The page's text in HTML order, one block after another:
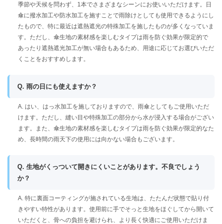
季節や天候を問わず、1本でさまざまなシーンにお使いいただけます。日
傘に撥水加工や防水加工を施すことで雨除けとしても使用できるようにし
たもので、特に最近は遮熱遮光の特殊加工を施したものが多くなっていま
す。ただし、傘生地の素材感を楽しむタイプは雨を防ぐ効果が限定的で
あったり遮熱遮光加工が無い場合もあるため、用途に応じてお選びいただ
くことをおすすめします。
Q. 雨の日にも使えますか？
A. はい、はっ水加工を施しておりますので、雨傘としてもご使用いただ
けます。ただし、縫い目や特殊加工の部分から水が浸入する場合がござい
ます。また、傘生地の素材感を楽しむタイプは雨を防ぐ効果が限定的なた
め、長時間の雨天下の使用には向かない場合もございます。
Q. 生地がくっついて開きにくいことがあります。不良でしょう
か？
A. 特に裏面コーティングが施されている生地は、たたんだ状態で貼り付
きやすい特性があります。使用前に手でそっと生地をほぐしてから開いて
いただくと、骨への負担を避けられ、より長く快適にご使用いただけま